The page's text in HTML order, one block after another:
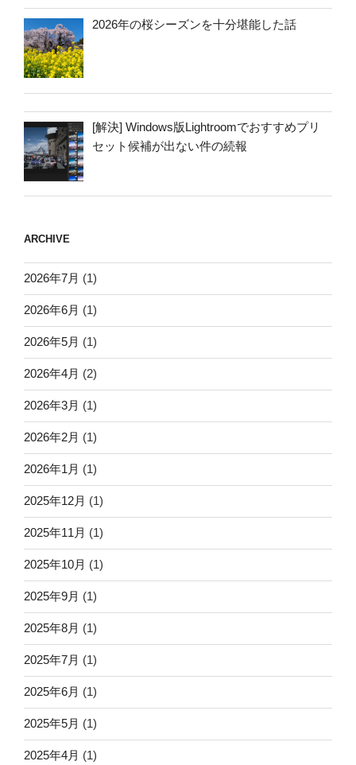
2026年の桜シーズンを十分堪能した話
[解決] Windows版Lightroomでおすすめプリ
セット候補が出ない件の続報
ARCHIVE
2026年7月 (1)
2026年6月 (1)
2026年5月 (1)
2026年4月 (2)
2026年3月 (1)
2026年2月 (1)
2026年1月 (1)
2025年12月 (1)
2025年11月 (1)
2025年10月 (1)
2025年9月 (1)
2025年8月 (1)
2025年7月 (1)
2025年6月 (1)
2025年5月 (1)
2025年4月 (1)